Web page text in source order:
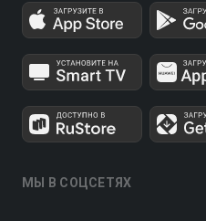
МЫ В СОЦСЕТЯХ